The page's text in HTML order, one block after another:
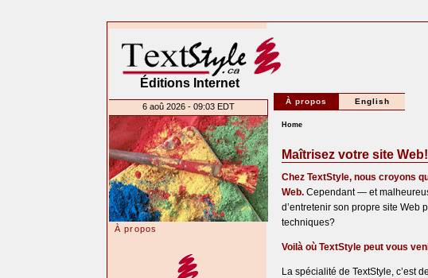
Éditions Internet
6 aoû 2026 - 09:03 EDT
À propos
À propos English
Home
Maîtrisez votre site Web!
Chez TextStyle, nous croyons
Web.Cependant — et
d’entretenir son propre site Web
techniques?
Voilà où TextStyle peut vous
La spécialité de TextStyle, c’est